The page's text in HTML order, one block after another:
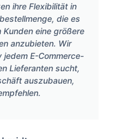
ihre Flexibilität in
die es
eine größere
anzubieten. Wir
E-Commerce-
Lieferanten sucht,
auszubauen,